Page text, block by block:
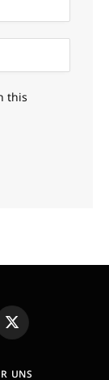
this
X
(Twitter)
UNS